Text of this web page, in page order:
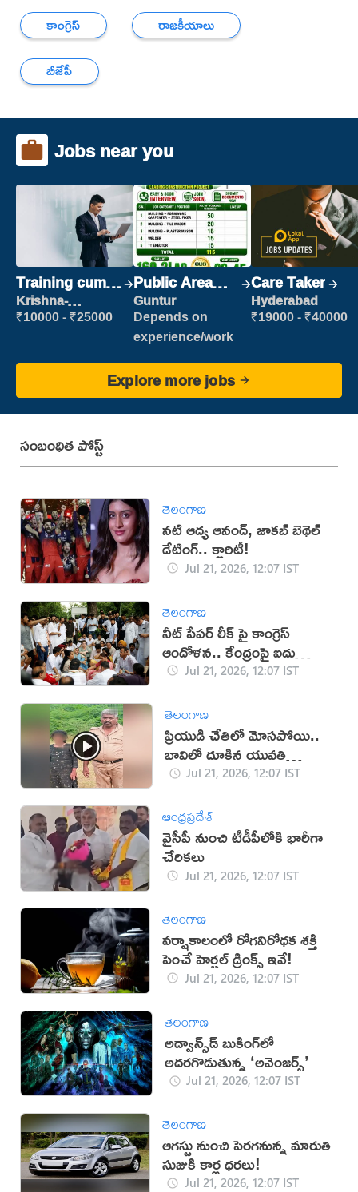
కాంగ్రెస్
రాజకీయాలు
బీజేపీ
Jobs near you
Training cum
Placement
Krishna-
vijayawada
₹10000 - ₹25000
Public Area
Cleaner
Guntur
Depends on
experience/work
Care Taker
Hyderabad
₹19000 - ₹40000
Explore more jobs
సంబంధిత పోస్ట్
తెలంగాణ
నటి ఆద్య ఆనంద్, జాకబ్ బెథెల్
డేటింగ్.. క్లారిటీ!
Jul 21, 2026, 12:07 IST
తెలంగాణ
నీట్ పేపర్ లీక్ పై కాంగ్రెస్
ఆందోళన.. కేంద్రంపై ఐదు
డిమాండ్లు
Jul 21, 2026, 12:07 IST
తెలంగాణ
ప్రియుడి చేతిలో మోసపోయి..
బావిలో దూకిన యువతి
(వీడియో)
Jul 21, 2026, 12:07 IST
ఆంధ్రప్రదేశ్
వైసీపీ నుంచి టీడీపీలోకి భారీగా
చేరికలు
Jul 21, 2026, 12:07 IST
తెలంగాణ
వర్షాకాలంలో రోగనిరోధక శక్తి
పెంచే హెర్బల్ డ్రింక్స్ ఇవే!
Jul 21, 2026, 12:07 IST
తెలంగాణ
అడ్వాన్స్‌డ్‌ బుకింగ్‌లో
అదరగొడుతున్న ‘అవెంజర్స్‌’
Jul 21, 2026, 12:07 IST
తెలంగాణ
ఆగస్టు నుంచి పెరగనున్న మారుతి
సుజుకి కార్ల ధరలు!
Jul 21, 2026, 12:07 IST